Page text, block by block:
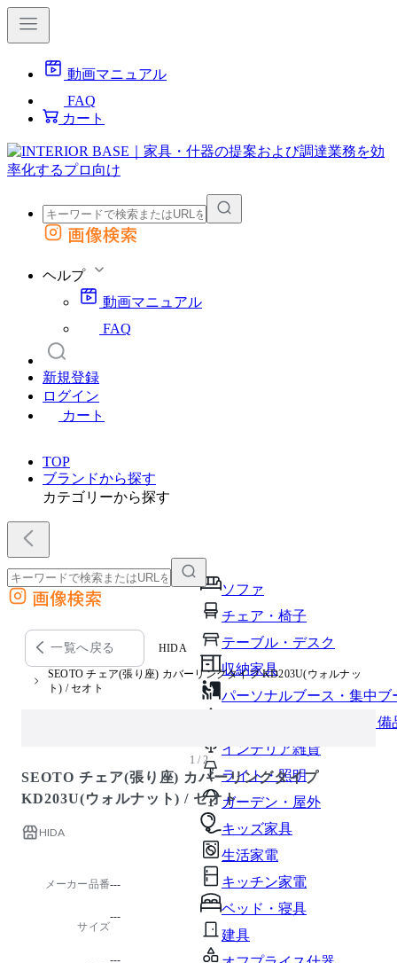
動画マニュアル
FAQ
カート
外部サイトの商品をカートに追加
画像検索
ヘルプ
動画マニュアル
FAQ
新規登録
ログイン
カート
TOP
ブランドから探す
カテゴリーから探す
ソファ
チェア・椅子
テーブル・デスク
収納家具
パーソナルブース・集中ブ
オフィスアクセサリー・備
インテリア雑貨
ライト・照明
ガーデン・屋外
キッズ家具
生活家電
キッチン家電
ベッド・寝具
建具
外部サイトの商品をカートに追加
他のサイトで見つけた商品ページのURLを貼り付けて、カートに追加できます
画像検索
一覧へ戻る HIDA
SEOTO チェア(張り座) カバーリングタイプ KD203U(ウォルナッ
ト) / セオト
1 / 2
SEOTO チェア(張り座) カバーリングタイプ
KD203U(ウォルナット) / セオト
HIDA
メーカー品番---
サイズ
---
---